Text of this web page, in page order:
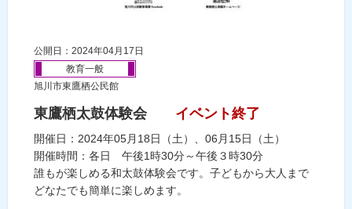
公開日：2024年04月17日
教育一般
旭川市東鷹栖公民館
東鷹栖太鼓体験会 イベント終了
開催日：2024年05月18日（土）、06月15日（土）
開催時間：各日 午後1時30分～午後３時30分
誰もが楽しめる和太鼓体験会です。子どもから大人まで
どなたでも簡単に楽しめます。